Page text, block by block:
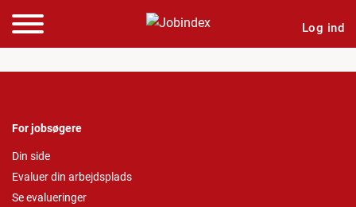
Log ind
For jobsøgere
Din side
Evaluer din arbejdsplads
Se evalueringer